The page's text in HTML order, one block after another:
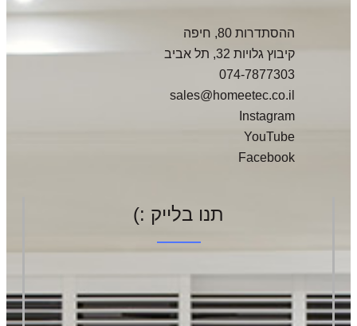
ההסתדרות 80, חיפה
קיבוץ גלויות 32, תל אביב
074-7877303
sales@homeetec.co.il
Instagram
YouTube
Facebook
תנו בלייק :)